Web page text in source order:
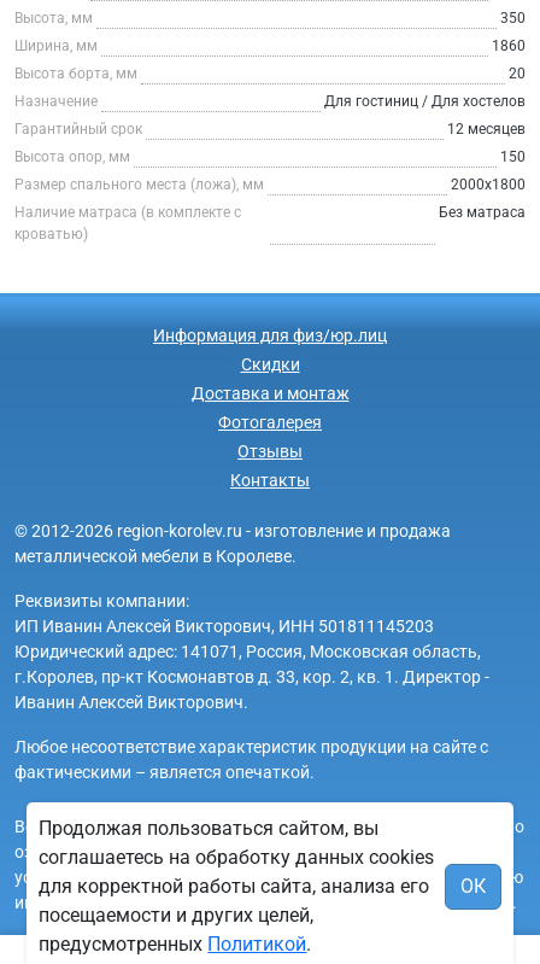
Высота, мм
350
Ширина, мм
1860
Высота борта, мм
20
Назначение
Для гостиниц / Для хостелов
Гарантийный срок
12 месяцев
Высота опор, мм
150
Размер спального места (ложа), мм
2000х1800
Наличие матраса (в комплекте с
кроватью)
Без матраса
Информация для физ/юр.лиц
Скидки
Доставка и монтаж
Фотогалерея
Отзывы
Контакты
© 2012-2026 region-korolev.ru - изготовление и продажа
металлической мебели в Королеве.
Реквизиты компании:
ИП Иванин Алексей Викторович, ИНН 501811145203
Юридический адрес: 141071, Россия, Московская область,
г.Королев, пр-кт Космонавтов д. 33, кор. 2, кв. 1. Директор -
Иванин Алексей Викторович.
Любое несоответствие характеристик продукции на сайте с
фактическими – является опечаткой.
Вся информация на сайте region-korolev.ru носит исключительно
ознакомительный и справочный характер и ни при каких
условиях не является публичной офертой. Всю дополнительную
информацию можно узнать по телефонам указанным на сайте.
Продолжая пользоваться сайтом, вы
соглашаетесь на обработку данных cookies
для корректной работы сайта, анализа его
посещаемости и других целей,
предусмотренных Политикой.
ОК